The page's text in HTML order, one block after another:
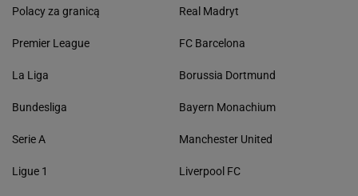
Polacy za granicą
Premier League
La Liga
Bundesliga
Serie A
Ligue 1
Real Madryt
FC Barcelona
Borussia Dortmund
Bayern Monachium
Manchester United
Liverpool FC